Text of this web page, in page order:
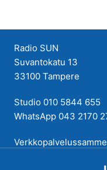
Radio SUN
Suvantokatu 13
33100 Tampere
Studio 010 5844 655
WhatsApp 043 2170